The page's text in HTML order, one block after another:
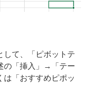
して、「ピボットテ
の「挿入」→「テー
は「おすすめピポッ